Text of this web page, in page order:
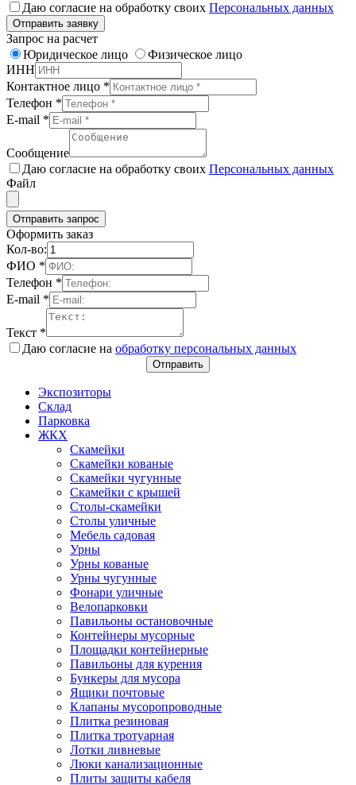
Даю согласие на обработку своих Персональных данных
Отправить заявку
Запрос на расчет
Юридическое лицо
Физическое лицо
ИНН
Контактное лицо *
Телефон *
E-mail *
Сообщение
Даю согласие на обработку своих Персональных данных
Файл
Отправить запрос
Оформить заказ
Кол-во:
ФИО *
Телефон *
E-mail *
Текст *
Даю согласие на обработку персональных данных
Отправить
Экспозиторы
Склад
Парковка
ЖКХ
Скамейки
Скамейки кованые
Скамейки чугунные
Скамейки с крышей
Столы-скамейки
Столы уличные
Мебель садовая
Урны
Урны кованые
Урны чугунные
Фонари уличные
Велопарковки
Павильоны остановочные
Контейнеры мусорные
Площадки контейнерные
Павильоны для курения
Бункеры для мусора
Ящики почтовые
Клапаны мусоропроводные
Плитка резиновая
Плитка тротуарная
Лотки ливневые
Люки канализационные
Плиты защиты кабеля